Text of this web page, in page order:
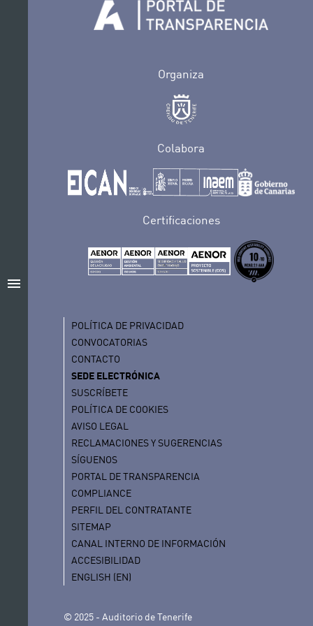
menu
Organiza
Colabora
Certificaciones
POLÍTICA DE PRIVACIDAD
CONVOCATORIAS
CONTACTO
SEDE ELECTRÓNICA
SUSCRÍBETE
POLÍTICA DE COOKIES
AVISO LEGAL
RECLAMACIONES Y SUGERENCIAS
SÍGUENOS
PORTAL DE TRANSPARENCIA
COMPLIANCE
PERFIL DEL CONTRATANTE
SITEMAP
CANAL INTERNO DE INFORMACIÓN
ACCESIBILIDAD
ENGLISH (EN)
© 2025 - Auditorio de Tenerife